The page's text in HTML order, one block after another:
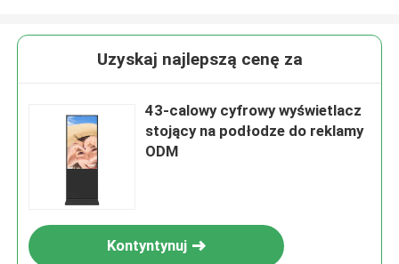
Uzyskaj najlepszą cenę za
43-calowy cyfrowy wyświetlacz
stojący na podłodze do reklamy
ODM
Kontyntynuj